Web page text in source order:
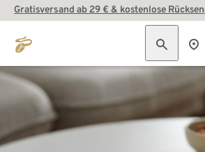
Gratisversand ab 29 € & kostenlose